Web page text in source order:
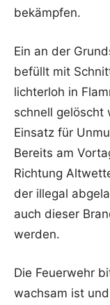
bekämpfen.
Ein an der
befüllt mit
lichterloh in
schnell gelöscht
Einsatz für
Bereits am
Richtung
der illegal
auch dieser
werden.
Die Feuerwehr
wachsam ist